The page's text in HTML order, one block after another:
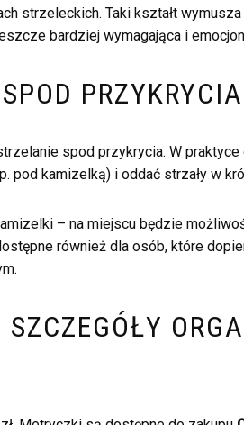
strzeleckich. Taki kształt
bardziej wymagająca i
PRZYKRYCIA
spod przykrycia. W
pod kamizelką) i oddać strzały w
– na miejscu będzie
również dla osób, które